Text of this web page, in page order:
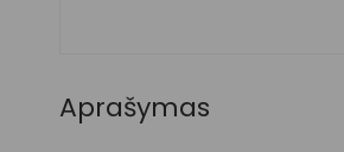
Aprašymas